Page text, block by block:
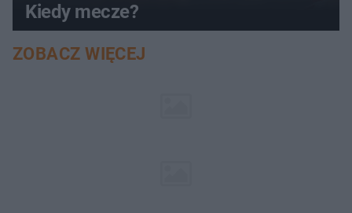
Kiedy mecze?
ZOBACZ WIĘCEJ